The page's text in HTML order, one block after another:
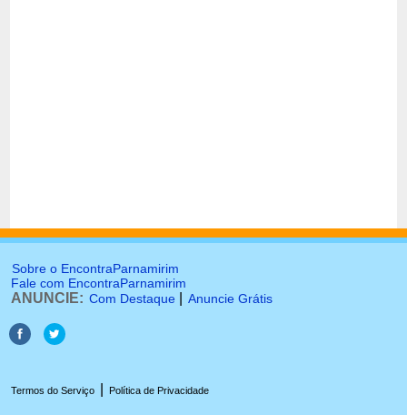
Sobre o EncontraParnamirim
Fale com EncontraParnamirim
ANUNCIE: Com Destaque Anuncie Grátis
Termos do Serviço Política de Privacidade